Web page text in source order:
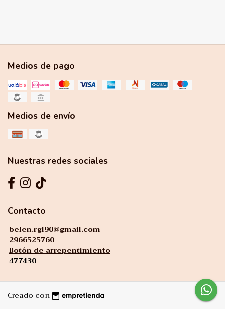
Medios de pago
Medios de envío
Nuestras redes sociales
Contacto
belen.rgl90@gmail.com
2966525760
Botón de arrepentimiento
477430
Creado con